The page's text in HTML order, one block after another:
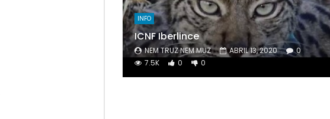
INFO
ICNF Iberlince
NEM TRUZ NEM MUZ ABRIL 13, 2020
0
7.5K
0 0